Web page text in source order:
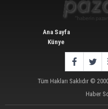
Ana Sayfa
Künye
Tüm Hakları Saklıdır ©
Haber